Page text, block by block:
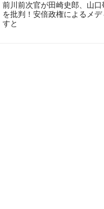
前川前次官が田崎史郎、山
を批判！安倍政権によるメ
すと